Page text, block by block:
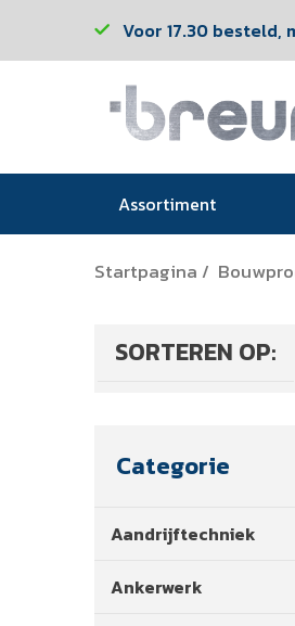
Voor 17.30 besteld,
Assortiment
Startpagina /
SORTEREN OP:
Categorie
Aandrijftechniek
Ankerwerk